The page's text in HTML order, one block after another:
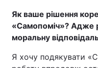
Як ваше рішення
«Самопоміч»? Адже
моральну
Я хочу подякувати